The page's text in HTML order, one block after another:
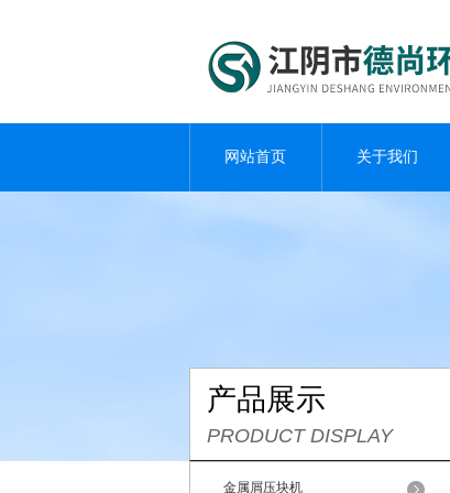
网站首页 关于我们
产品展示
PRODUCT DISPLAY
金属屑压块机